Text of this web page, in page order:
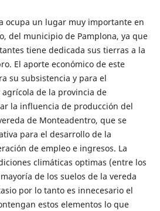
ocupa un lugar muy importante en
del municipio de Pamplona, ya que
tiene dedicada sus tierras a la
El aporte económico de este
su subsistencia y para el
de la provincia de
la influencia de producción del
de Monteadentro, que se
para el desarrollo de la
de empleo e ingresos. La
climáticas optimas (entre los
de los suelos de la vereda
por lo tanto es innecesario el
estos elementos lo que